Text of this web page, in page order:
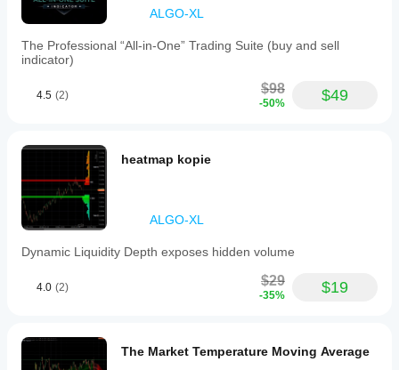
no seu gráfico no momento em que o preço reage.
Estrutura de timeframe superior. Precisão de timeframe
inferior. Um indicador.
price
reactions
these
levels
on
a
dashboard
displaying
current
status
and
breakout
large
SELL,
ALGO-XL
The Professional “All-in-One” Trading Suite (buy and sell
indicator)
4.5 (2) $98
-50% $49
heatmap kopie
ALGO-XL
Dynamic Liquidity Depth exposes hidden volume
4.0 (2) $29
-35% $19
The Market Temperature Moving Average